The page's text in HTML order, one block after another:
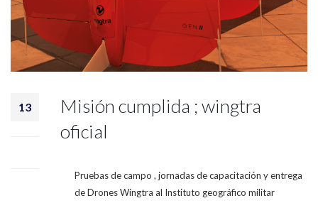
13
Misión cumplida ; wingtra
oficial
Pruebas de campo , jornadas de capacitación y entrega
de Drones Wingtra al Instituto geográfico militar